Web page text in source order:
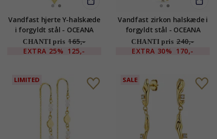
Vandfast hjerte Y-halskæde
i forgyldt stål - OCEANA
CHANTI pris 165,-
EXTRA 25% 125,-
Vandfast zirkon halskæde i
forgyldt stål - OCEANA
CHANTI pris 240,-
EXTRA 30% 170,-
LIMITED SALE